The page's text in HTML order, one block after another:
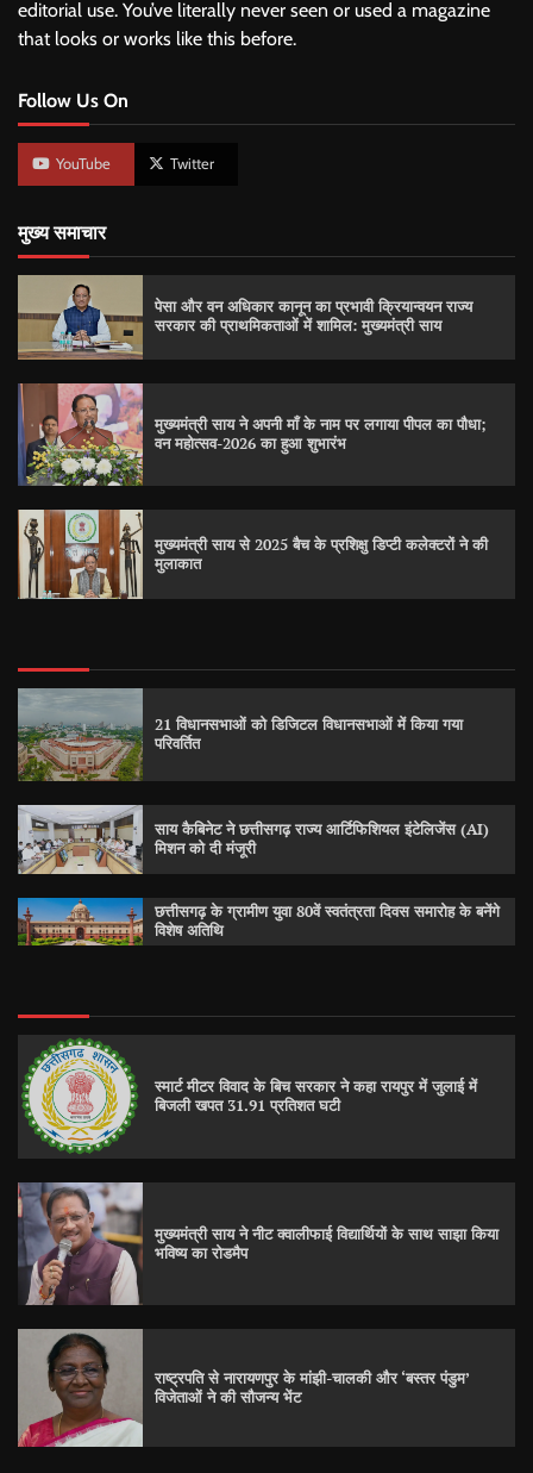
editorial use. You’ve literally never seen or used a magazine
that looks or works like this before.
Follow Us On
YouTube Twitter
मुख्य समाचार
पेसा और वन अधिकार कानून का प्रभावी क्रियान्वयन राज्य
सरकार की प्राथमिकताओं में शामिल: मुख्यमंत्री साय
मुख्यमंत्री साय ने अपनी माँ के नाम पर लगाया पीपल का पौधा;
वन महोत्सव-2026 का हुआ शुभारंभ
मुख्यमंत्री साय से 2025 बैच के प्रशिक्षु डिप्टी कलेक्टरों ने की
मुलाकात
21 विधानसभाओं को डिजिटल विधानसभाओं में किया गया
परिवर्तित
साय कैबिनेट ने छत्तीसगढ़ राज्य आर्टिफिशियल इंटेलिजेंस (AI)
मिशन को दी मंजूरी
छत्तीसगढ़ के ग्रामीण युवा 80वें स्वतंत्रता दिवस समारोह के बनेंगे
विशेष अतिथि
स्मार्ट मीटर विवाद के बिच सरकार ने कहा रायपुर में जुलाई में
बिजली खपत 31.91 प्रतिशत घटी
मुख्यमंत्री साय ने नीट क्वालीफाई विद्यार्थियों के साथ साझा किया
भविष्य का रोडमैप
राष्ट्रपति से नारायणपुर के मांझी-चालकी और ‘बस्तर पंडुम’
विजेताओं ने की सौजन्य भेंट